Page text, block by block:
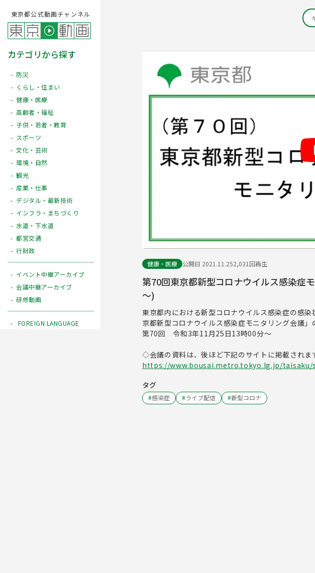
東京都公式動画チャンネル
カテゴリから探す
防災
くらし・住まい
健康・医療
高齢者・福祉
子供・若者・教育
スポーツ
文化・芸術
環境・自然
観光
産業・仕事
デジタル・最新技術
インフラ・まちづくり
水道・下水道
都営交通
行財政
イベント中継アーカイブ
会議中継アーカイブ
研修動画
FOREIGN LANGUAGE
健康・医療 公開日 2021.11.252,031回再生
第70回東京都新型コロナウイルス感染症
～)
東京都内における新型コロナウイルス感染症の感
京都新型コロナウイルス感染症モニタリング会議」
第70回 令和3年11月25日13時00分～
◇会議の資料は、後ほど下記のサイトに掲載されま
https://www.bousai.metro.tokyo.lg.jp/
タグ
#感染症 #ライブ配信 #新型コロナ